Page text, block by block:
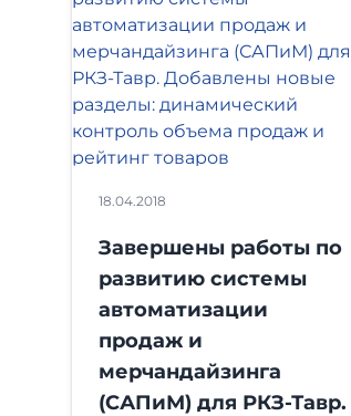
18.04.2018
Завершены работы по
развитию системы
автоматизации
продаж и
мерчандайзинга
(САПиМ) для РКЗ-Тавр.